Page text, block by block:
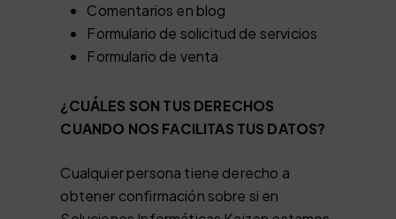
Comentarios en blog
Formulario de solicitud de servicios
Formulario de venta
¿CUÁLES SON TUS DERECHOS
CUANDO NOS FACILITAS TUS DATOS?
Cualquier persona tiene derecho a
obtener confirmación sobre si en